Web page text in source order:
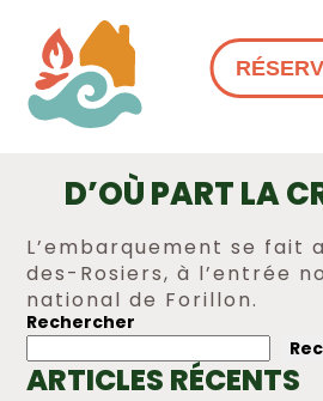
D’OÙ PART LA
L’embarquement se fait
des-Rosiers, à l’entrée
national de Forillon.
NAVIGATION
DE
Rechercher
ARTICLES RÉCENTS